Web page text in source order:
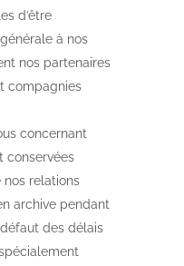
d’être
à nos
nos partenaires
compagnies
concernant
conservées
relations
archive pendant
des délais